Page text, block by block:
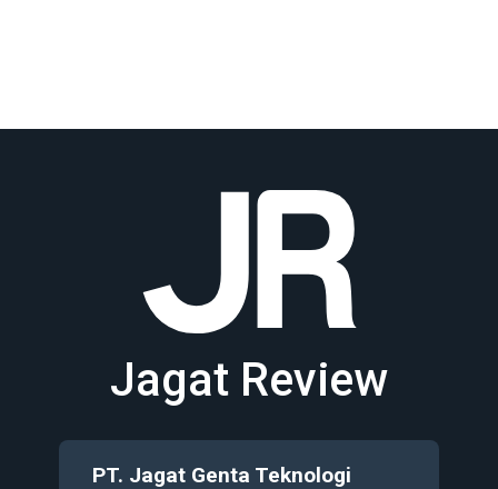
Jagat Review
PT. Jagat Genta Teknologi